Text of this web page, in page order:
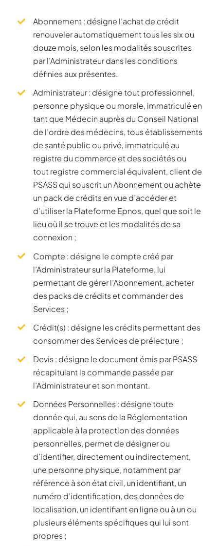
Abonnement : désigne l’achat de crédit
renouveler automatiquement tous les six ou
douze mois, selon les modalités souscrites
par l’Administrateur dans les conditions
définies aux présentes.
Administrateur : désigne tout professionnel,
personne physique ou morale, immatriculé en
tant que Médecin auprès du Conseil National
de l’ordre des médecins, tous établissements
de santé public ou privé, immatriculé au
registre du commerce et des sociétés ou
tout registre commercial équivalent, client de
PSASS qui souscrit un Abonnement ou achète
un pack de crédits en vue d’accéder et
d’utiliser la Plateforme Epnos, quel que soit le
lieu où il se trouve et les modalités de sa
connexion ;
Compte : désigne le compte créé par
l’Administrateur sur la Plateforme, lui
permettant de gérer l’Abonnement, acheter
des packs de crédits et commander des
Services ;
Crédit(s) : désigne les crédits permettant des
consommer des Services de prélecture ;
Devis : désigne le document émis par PSASS
récapitulant la commande passée par
l’Administrateur et son montant.
Données Personnelles : désigne toute
donnée qui, au sens de la Réglementation
applicable à la protection des données
personnelles, permet de désigner ou
d’identifier, directement ou indirectement,
une personne physique, notamment par
référence à son état civil, un identifiant, un
numéro d’identification, des données de
localisation, un identifiant en ligne ou à un ou
plusieurs éléments spécifiques qui lui sont
propres ;